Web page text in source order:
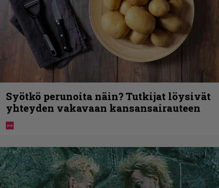
Syötkö perunoita näin? Tutkijat löysivät
yhteyden vakavaan kansansairauteen